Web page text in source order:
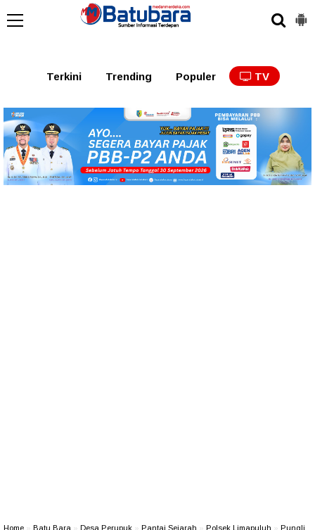
Terkini Trending Populer TV
Home Batu Bara Desa Perupuk Pantai Sejarah Polsek Limapuluh Pungli